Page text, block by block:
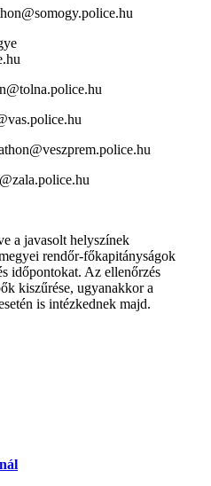
a javasolt helyszínek
rendőr-főkapitányságok
időpontokat. Az ellenőrzés
kiszűrése, ugyanakkor a
is intézkednek majd.